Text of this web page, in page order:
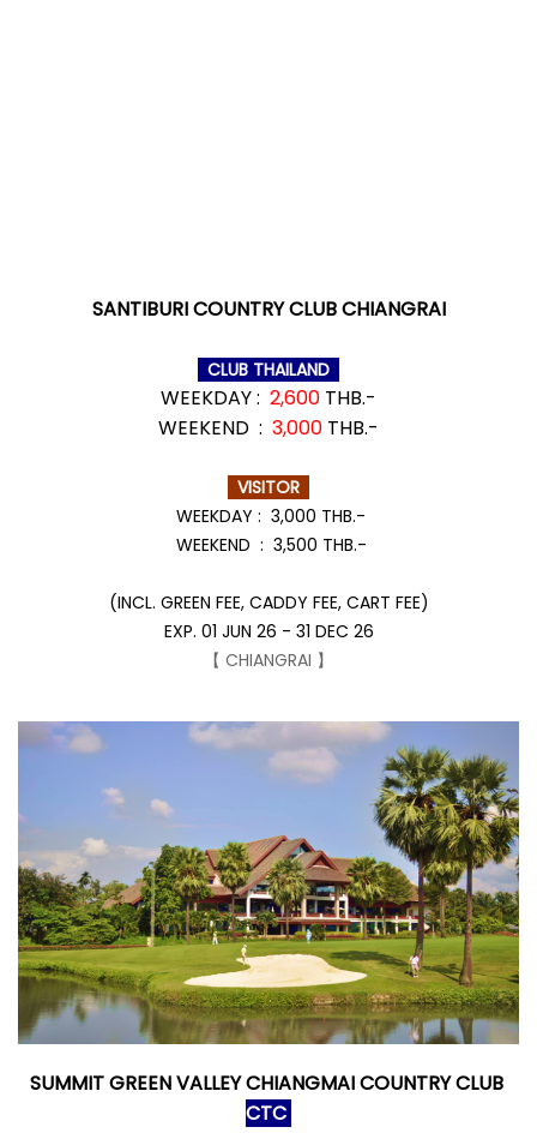
SANTIBURI COUNTRY CLUB CHIANGRAI
CLUB THAILAND
WEEKDAY : 2,600 THB.-
WEEKEND : 3,000 THB.-
VISITOR
WEEKDAY : 3,000 THB.-
WEEKEND : 3,500 THB.-
(INCL. GREEN FEE, CADDY FEE, CART FEE)
EXP. 01 JUN 26 - 31 DEC 26
【 CHIANGRAI 】
SUMMIT GREEN VALLEY CHIANGMAI COUNTRY CLUB
CTC